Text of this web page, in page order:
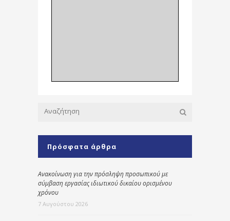
Πρόσφατα άρθρα
Ανακοίνωση για την πρόσληψη προσωπικού με
σύμβαση εργασίας ιδιωτικού δικαίου ορισμένου
χρόνου
7 Αυγούστου 2026